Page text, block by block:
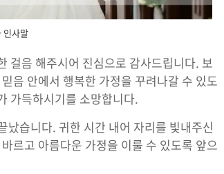
인사말
걸음 해주시어 진심으로 감사드립니다. 보
음 안에서 행복한 가정을 꾸려나갈 수 있도
가득하시기를 소망합니다.
났습니다. 귀한 시간 내어 자리를 빛내주신
르고 아름다운 가정을 이룰 수 있도록 앞으